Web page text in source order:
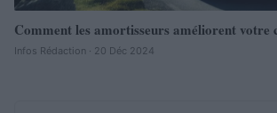
Comment les amortisseurs améliorent votre
Infos Rédaction · 20 Déc 2024